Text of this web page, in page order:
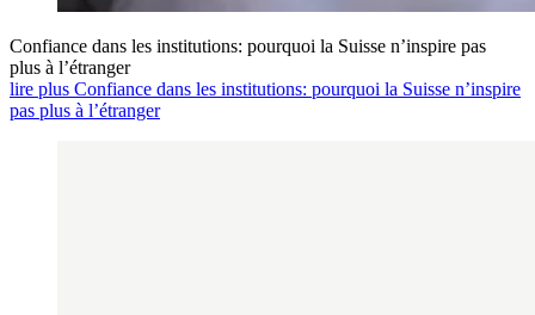
Confiance dans les institutions: pourquoi la Suisse n’inspire pas
plus à l’étranger
lire plus Confiance dans les institutions: pourquoi la Suisse n’inspire
pas plus à l’étranger